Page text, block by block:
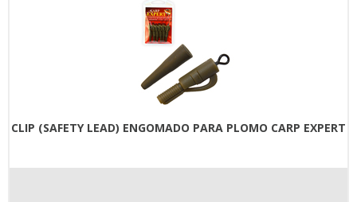
CLIP (SAFETY LEAD) ENGOMADO PARA PLOMO CARP EXPERT